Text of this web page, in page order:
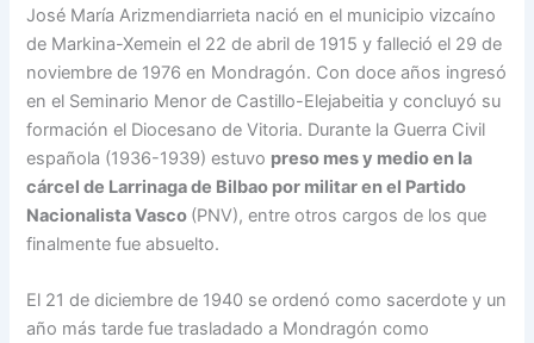
José María Arizmendiarrieta nació en el municipio vizcaíno
de Markina-Xemein el 22 de abril de 1915 y falleció el 29 de
noviembre de 1976 en Mondragón. Con doce años ingresó
en el Seminario Menor de Castillo-Elejabeitia y concluyó su
formación el Diocesano de Vitoria. Durante la Guerra Civil
española (1936-1939) estuvo preso mes y medio en la
cárcel de Larrinaga de Bilbao por militar en el Partido
Nacionalista Vasco (PNV), entre otros cargos de los que
finalmente fue absuelto.
El 21 de diciembre de 1940 se ordenó como sacerdote y un
año más tarde fue trasladado a Mondragón como